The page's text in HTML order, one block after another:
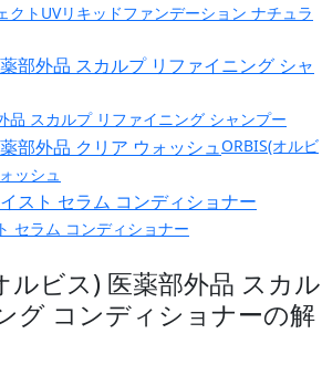
クトUVリキッドファンデーション ナチュラ
品 スカルプ リファイニング シャンプー
ORBIS(オルビ
ッシュ
セラム コンディショナー
ルビス) 医薬部外品 スカル
グ コンディショナーの解